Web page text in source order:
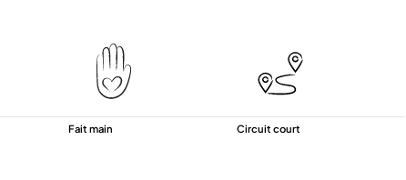
Fait main Circuit court